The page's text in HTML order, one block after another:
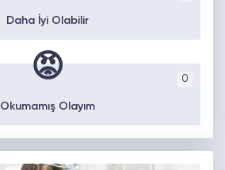
Daha İyi Olabilir
0
😡
Okumamış Olayım